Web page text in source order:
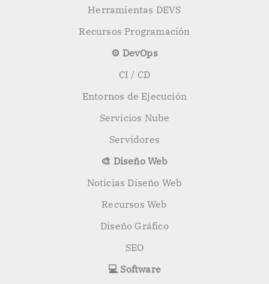
Herramientas DEVS
Recursos Programación
⚙️ DevOps
CI / CD
Entornos de Ejecución
Servicios Nube
Servidores
🎨 Diseño Web
Noticias Diseño Web
Recursos Web
Diseño Gráfico
SEO
💻 Software